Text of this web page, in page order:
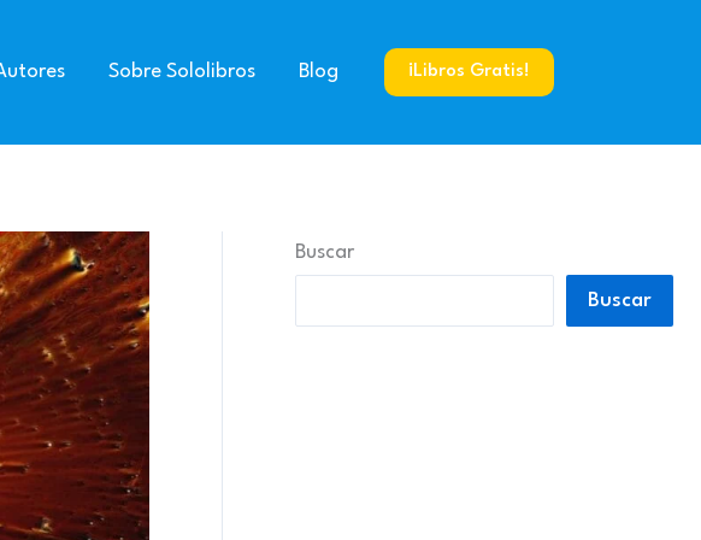
Sobre Sololibros Blog ¡Libros Gratis!
Buscar
Buscar